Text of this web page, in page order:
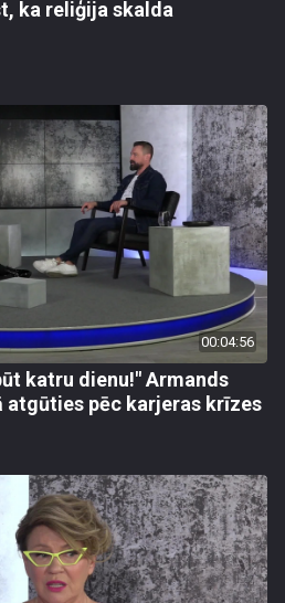
ka reliģija skalda
00:04:56
katru dienu!" Armands
atgūties pēc karjeras krīzes